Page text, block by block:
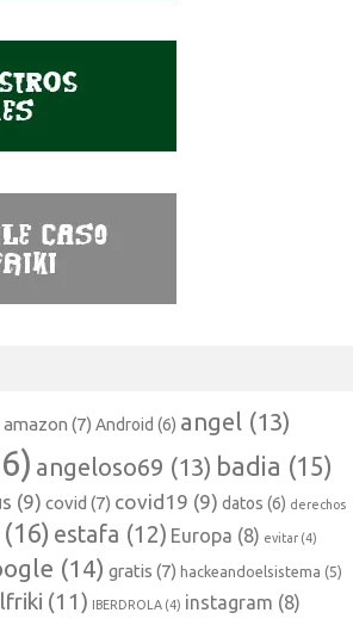
amazon (7) Android (6) angel (13)
angeloso69 (13) badia (15)
(9) covid (7) covid19 (9) datos (6) derechos
(16) estafa (12) Europa (8) evitar (4)
(14) gratis (7) hackeandoelsistema (5)
(11) IBERDROLA (4) instagram (8)